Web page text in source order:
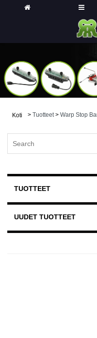
Koti > Tuotteet > Warp Stop
TUOTTEET
UUDET TUOTTEET